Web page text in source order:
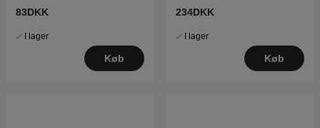
83DKK
I lager
Køb
234DKK
I lager
Køb